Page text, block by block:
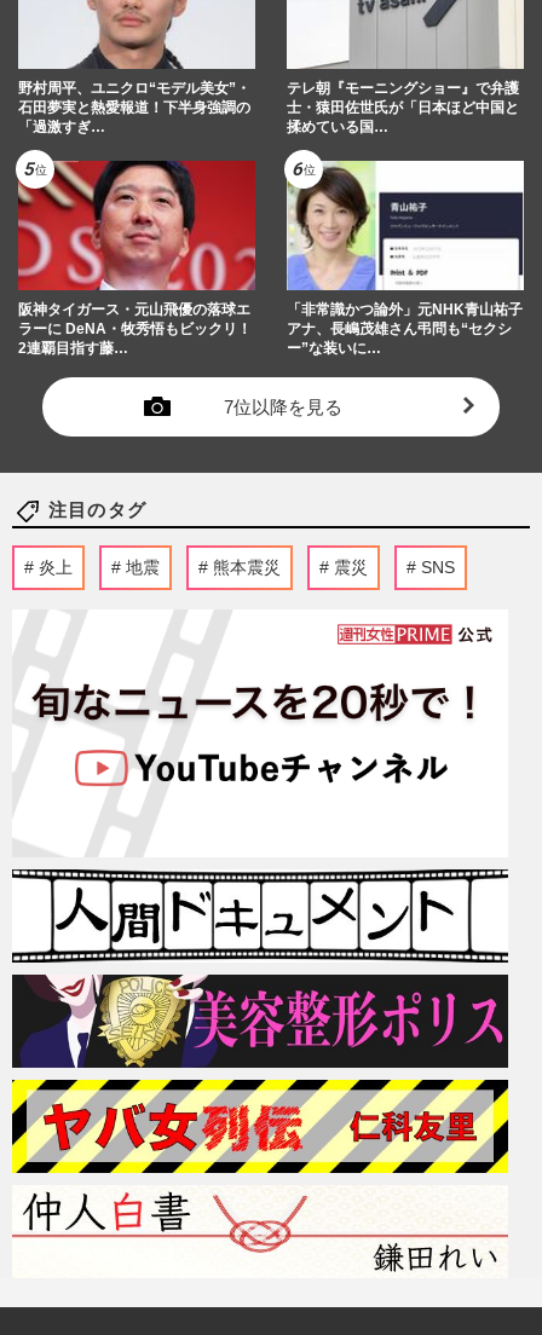
野村周平、ユニクロ“モデル美女”・
石田夢実と熱愛報道！下半身強調の
「過激すぎ…
テレ朝『モーニングショー』で弁護
士・猿田佐世氏が「日本ほど中国と
揉めている国…
阪神タイガース・元山飛優の落球エ
ラーに DeNA・牧秀悟もビックリ！
2連覇目指す藤…
「非常識かつ論外」元NHK青山祐子
アナ、長嶋茂雄さん弔問も“セクシ
ー”な装いに…
7位以降を見る
注目のタグ
炎上 地震 熊本震災 震災 SNS